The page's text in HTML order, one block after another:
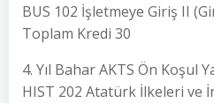
BUS 102 İşletmeye Giriş II
Toplam Kredi 30
4. Yıl Bahar AKTS Ön Koşul
HIST 202 Atatürk İlkeleri ve